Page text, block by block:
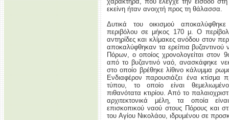
εκείνη ήταν ανοιχτή προς τη θάλασσα.
Δυτικά του οικισμού
περιβόλου σε μήκος 170 μ. Ο
αντηρίδες και κλίμακες ανόδου στον
αποκαλύφθηκαν τα ερείπια
Πόρων, ο οποίος χρονολογείται στον
από το βυζαντινό ναό, ανασκάφηκε
στο οποίο βρέθηκε λίθινο κάλυμμα
Ενδιαφέρον παρουσιάζει ένα κτίσμα
τύπου, το οποίο είναι
πιθανότατα κτιρίου. Από το
αρχιτεκτονικά μέλη, τα οποία
επισκοπικού ναού στους Πόρους και
του Aγίου Nικολάου, ιδρυμένου σε